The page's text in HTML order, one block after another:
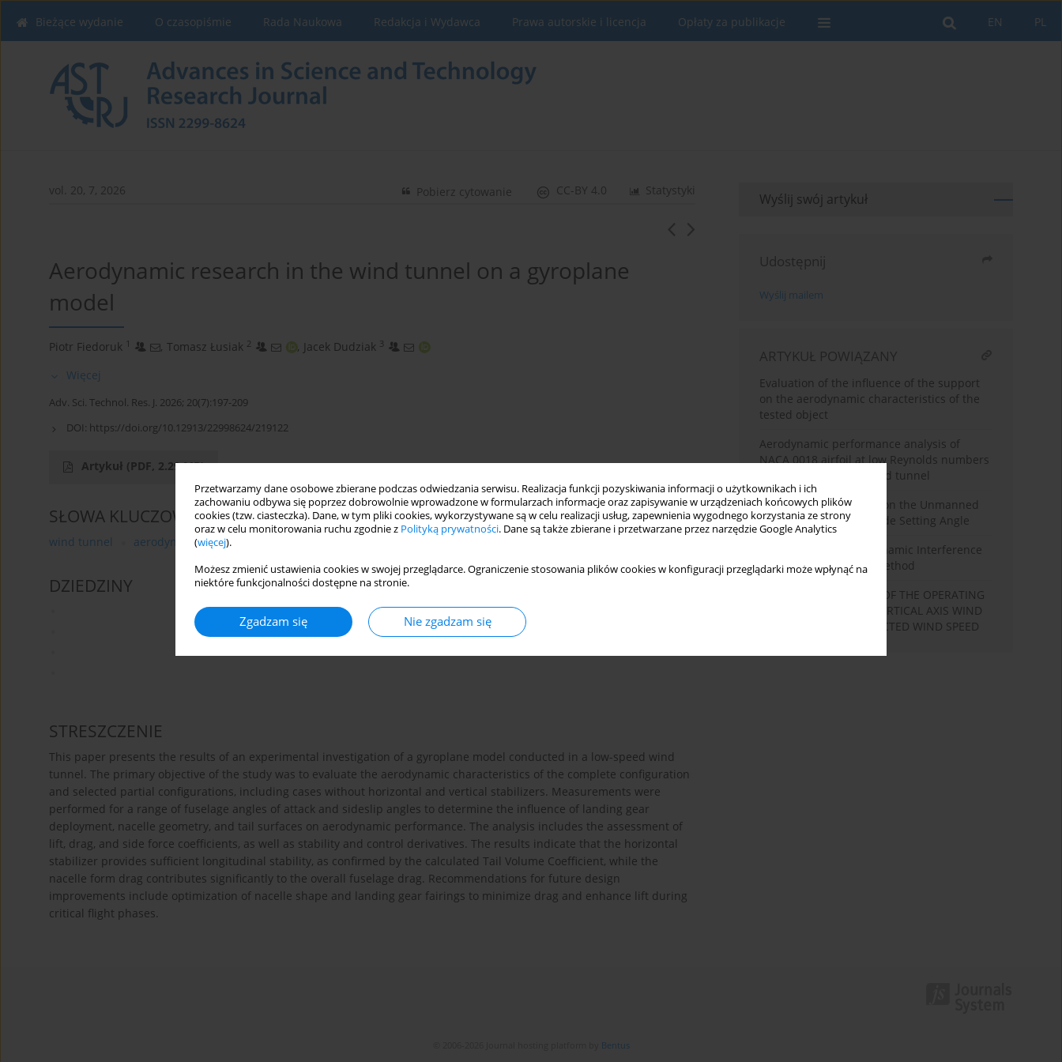
Przetwarzamy dane osobowe zbierane podczas odwiedzania serwisu. Realizacja funkcji pozyskiwania informacji o użytkownikach i ich
zachowaniu odbywa się poprzez dobrowolnie wprowadzone w formularzach informacje oraz zapisywanie w urządzeniach końcowych plików
cookies (tzw. ciasteczka). Dane, w tym pliki cookies, wykorzystywane są w celu realizacji usług, zapewnienia wygodnego korzystania ze strony
oraz w celu monitorowania ruchu zgodnie z Polityką prywatności. Dane są także zbierane i przetwarzane przez narzędzie Google Analytics
(więcej).
Możesz zmienić ustawienia cookies w swojej przeglądarce. Ograniczenie stosowania plików cookies w konfiguracji przeglądarki może wpłynąć na
niektóre funkcjonalności dostępne na stronie.
Zgadzam się Nie zgadzam się
PL
EN
Bieżące wydanie O czasopiśmie Rada Naukowa Redakcja i Wydawca Prawa autorskie i licencja Opłaty za publikacje
vol. 20, 7, 2026 Statystyki
CC-BY 4.0
Pobierz cytowanie
Aerodynamic research in the wind tunnel on a gyroplane
model
Piotr Fiedoruk 1 , Tomasz Łusiak 2 , Jacek Dudziak 3
Więcej
Adv. Sci. Technol. Res. J. 2026; 20(7):197-209
DOI: https://doi.org/10.12913/22998624/219122
Artykuł (PDF, 2.29 MB)
SŁOWA KLUCZOWE
wind tunnel aerodynamic testing
DZIEDZINY
STRESZCZENIE
This paper presents the results of an experimental investigation of a gyroplane model conducted in a low-speed wind
tunnel. The primary objective of the study was to evaluate the aerodynamic characteristics of the complete configuration
and selected partial configurations, including cases without horizontal and vertical stabilizers. Measurements were
performed for a range of fuselage angles of attack and sideslip angles to determine the influence of landing gear
deployment, nacelle geometry, and tail surfaces on aerodynamic performance. The analysis includes the assessment of
lift, drag, and side force coefficients, as well as stability and control derivatives. The results indicate that the horizontal
stabilizer provides sufficient longitudinal stability, as confirmed by the calculated Tail Volume Coefficient, while the
nacelle form drag contributes significantly to the overall fuselage drag. Recommendations for future design
improvements include optimization of nacelle shape and landing gear fairings to minimize drag and enhance lift during
critical flight phases.
Wyślij swój artykuł
Udostępnij
Wyślij mailem
ARTYKUŁ POWIĄZANY
Evaluation of the influence of the support
on the aerodynamic characteristics of the
tested object
Aerodynamic performance analysis of
NACA 0018 airfoil at low Reynolds numbers
in a low-turbulence wind tunnel
Wind Tunnel Research on the Unmanned
Aerial Vehicle Rotor Blade Setting Angle
Investigation of Aerodynamic Interference
in a Multirotor by PIV Method
THE CHARACTERISTICS OF THE OPERATING
PARAMETERS OF THE VERTICAL AXIS WIND
TURBINE FOR THE SELECTED WIND SPEED
Bentus